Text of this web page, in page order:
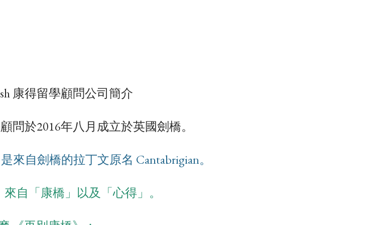
康得留學顧問公司簡介
問於2016年八月成立於英國劍橋。
來自劍橋的拉丁文原名 Cantabrigian。
自「康橋」以及「心得」。